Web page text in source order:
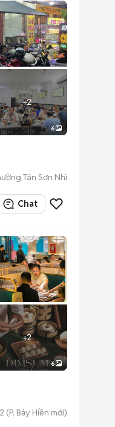
+2
6
Tân Sơn Nhì
Chat
+2
6
(P. Bảy Hiền mới)